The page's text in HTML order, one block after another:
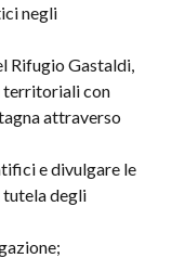
negli
Rifugio Gastaldi,
territoriali con
attraverso
e divulgare le
tutela degli